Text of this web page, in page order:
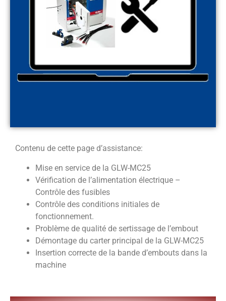
Contenu de cette page d’assistance:
Mise en service de la GLW-MC25
Vérification de l’alimentation électrique –
Contrôle des fusibles
Contrôle des conditions initiales de
fonctionnement.
Problème de qualité de sertissage de l’embout
Démontage du carter principal de la GLW-MC25
Insertion correcte de la bande d’embouts dans la
machine